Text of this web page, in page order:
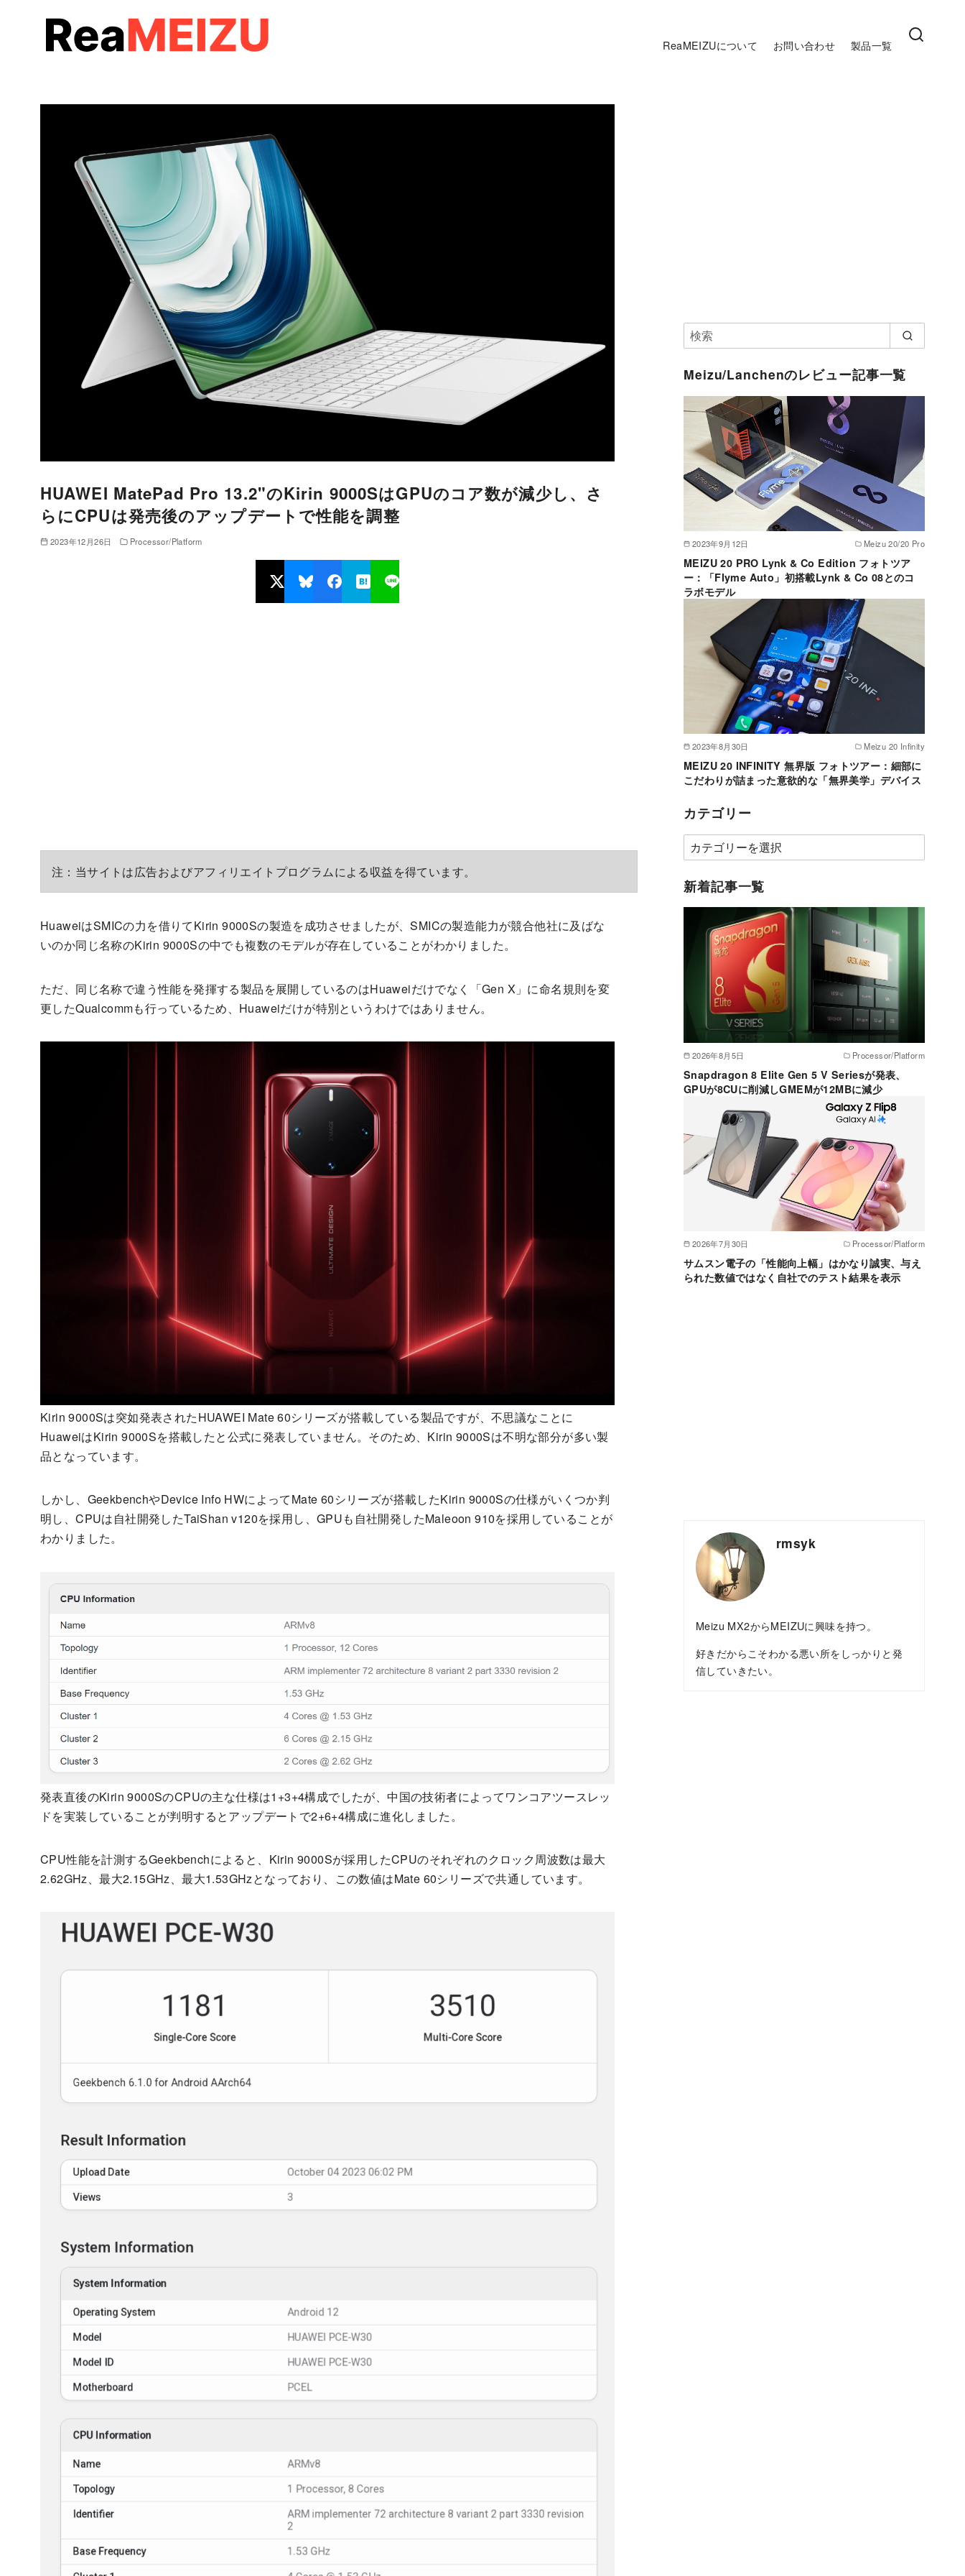
ReaMEIZUについて お問い合わせ 製品一覧
HUAWEI MatePad Pro 13.2"のKirin 9000SはGPUのコア数が減少し、さ
らにCPUは発売後のアップデートで性能を調整
2023年12月26日 Processor/Platform
注：当サイトは広告およびアフィリエイトプログラムによる収益を得ています。
HuaweiはSMICの力を借りてKirin 9000Sの製造を成功させましたが、SMICの製造能力が競合他社に及ばな
いのか同じ名称のKirin 9000Sの中でも複数のモデルが存在していることがわかりました。
ただ、同じ名称で違う性能を発揮する製品を展開しているのはHuaweiだけでなく「Gen X」に命名規則を変
更したQualcommも行っているため、Huaweiだけが特別というわけではありません。
Kirin 9000Sは突如発表されたHUAWEI Mate 60シリーズが搭載している製品ですが、不思議なことに
HuaweiはKirin 9000Sを搭載したと公式に発表していません。そのため、Kirin 9000Sは不明な部分が多い製
品となっています。
しかし、GeekbenchやDevice Info HWによってMate 60シリーズが搭載したKirin 9000Sの仕様がいくつか判
明し、CPUは自社開発したTaiShan v120を採用し、GPUも自社開発したMaleoon 910を採用していることが
わかりました。
発表直後のKirin 9000SのCPUの主な仕様は1+3+4構成でしたが、中国の技術者によってワンコアツースレッ
ドを実装していることが判明するとアップデートで2+6+4構成に進化しました。
CPU性能を計測するGeekbenchによると、Kirin 9000Sが採用したCPUのそれぞれのクロック周波数は最大
2.62GHz、最大2.15GHz、最大1.53GHzとなっており、この数値はMate 60シリーズで共通しています。
Meizu/Lanchenのレビュー記事一覧
2023年9月12日 Meizu 20/20 Pro
MEIZU 20 PRO Lynk & Co Edition フォトツア
ー：「Flyme Auto」初搭載Lynk & Co 08とのコ
ラボモデル
2023年8月30日 Meizu 20 Infinity
MEIZU 20 INFINITY 無界版 フォトツアー：細部に
こだわりが詰まった意欲的な「無界美学」デバイス
カテゴリー
カ
テ
ゴ
新着記事一覧
2026年8月5日 Processor/Platform
Snapdragon 8 Elite Gen 5 V Seriesが発表、
GPUが8CUに削減しGMEMが12MBに減少
2026年7月30日 Processor/Platform
サムスン電子の「性能向上幅」はかなり誠実、与え
られた数値ではなく自社でのテスト結果を表示
rmsyk
Meizu MX2からMEIZUに興味を持つ。
好きだからこそわかる悪い所をしっかりと発
信していきたい。